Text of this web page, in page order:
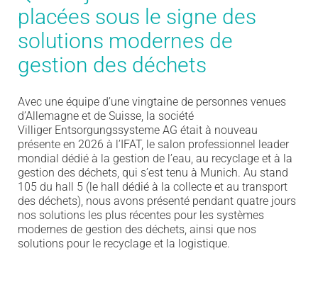
placées sous le signe des
solutions modernes de
gestion des déchets
Avec une équipe d’une vingtaine de personnes venues
d’Allemagne et de Suisse, la société
Villiger Entsorgungssysteme AG était à nouveau
présente en 2026 à l’IFAT, le salon professionnel leader
mondial dédié à la gestion de l’eau, au recyclage et à la
gestion des déchets, qui s’est tenu à Munich. Au stand
105 du hall 5 (le hall dédié à la collecte et au transport
des déchets), nous avons présenté pendant quatre jours
nos solutions les plus récentes pour les systèmes
modernes de gestion des déchets, ainsi que nos
solutions pour le recyclage et la logistique.